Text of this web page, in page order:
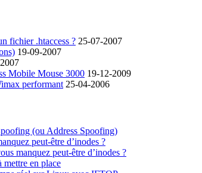
fichier .htaccess ? 25-07-2007
19-09-2007
Mobile Mouse 3000 19-12-2009
performant 25-04-2006
(ou Address Spoofing)
peut-être d’inodes ?
manquez peut-être d’inodes ?
en place